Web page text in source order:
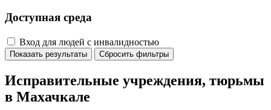
Доступная среда
Вход для людей с инвалидностью
Показать результаты Сбросить фильтры
Исправительные учреждения, тюрьмы
в Махачкале